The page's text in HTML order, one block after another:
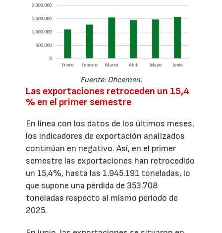
Fuente: Oficemen.
Las exportaciones retroceden un 15,4
% en el primer semestre
En línea con los datos de los últimos meses,
los indicadores de exportación analizados
continúan en negativo. Así, en el primer
semestre las exportaciones han retrocedido
un 15,4%, hasta las 1.945.191 toneladas, lo
que supone una pérdida de 353.708
toneladas respecto al mismo período de
2025.